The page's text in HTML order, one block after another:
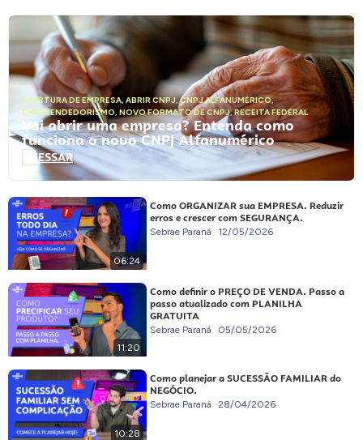
ABERTURA DE EMPRESA, ABRIR CNPJ,CNPJ ALFANUMÉRICO,
EMPREENDEDORISMO, NOVO FORMATO DE CNPJ,RECEITA FEDERAL
Vai abrir uma empresa? Entenda como
funciona o novo CNPJ Alfanumérico
ACESSAR
06:24
Como ORGANIZAR sua EMPRESA. Reduzir
erros e crescer com SEGURANÇA.
Sebrae Paraná 12/05/2026
11:20
Como definir o PREÇO DE VENDA. Passo a
passo atualizado com PLANILHA
GRATUITA
Sebrae Paraná 05/05/2026
10:28
Como planejar a SUCESSÃO FAMILIAR do
NEGÓCIO.
Sebrae Paraná 28/04/2026